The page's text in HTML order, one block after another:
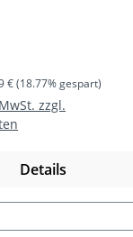
Preis:
€(18.77% gespart)
zzgl.
Details